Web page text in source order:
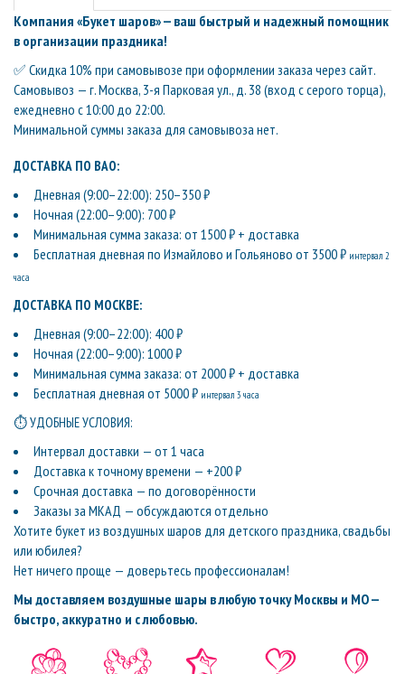
Компания «Букет шаров» — ваш быстрый и надежный помощник
в организации праздника!
✅ Скидка 10% при самовывозе при оформлении заказа через сайт.
Самовывоз — г. Москва, 3-я Парковая ул., д. 38 (вход с серого торца),
ежедневно с 10:00 до 22:00.
Минимальной суммы заказа для самовывоза нет.
ДОСТАВКА ПО ВАО:
Дневная (9:00–22:00): 250–350 ₽
Ночная (22:00–9:00): 700 ₽
Минимальная сумма заказа: от 1500 ₽ + доставка
Бесплатная дневная по Измайлово и Гольяново от 3500 ₽ интервал 2
часа
ДОСТАВКА ПО МОСКВЕ:
Дневная (9:00–22:00): 400 ₽
Ночная (22:00–9:00): 1000 ₽
Минимальная сумма заказа: от 2000 ₽ + доставка
Бесплатная дневная от 5000 ₽ интервал 3 часа
⏱ УДОБНЫЕ УСЛОВИЯ:
Интервал доставки — от 1 часа
Доставка к точному времени — +200 ₽
Срочная доставка — по договорённости
Заказы за МКАД — обсуждаются отдельно
Хотите букет из воздушных шаров для детского праздника, свадьбы
или юбилея?
Нет ничего проще — доверьтесь профессионалам!
Мы доставляем воздушные шары в любую точку Москвы и МО —
быстро, аккуратно и с любовью.